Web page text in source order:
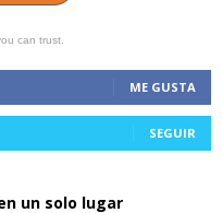
can trust.
ME GUSTA
SEGUIR
un solo lugar